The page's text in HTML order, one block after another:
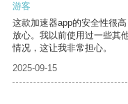
游客
这款加速器app的安全性很
放心。我以前使用过一些其
情况，这让我非常担心。
2025-09-15